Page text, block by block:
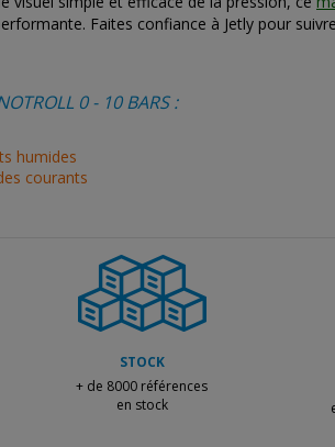
Faites confiance à Jetly pour
0 - 10 BARS :
humides
courants
STOCK
+ de 8000 références
en stock